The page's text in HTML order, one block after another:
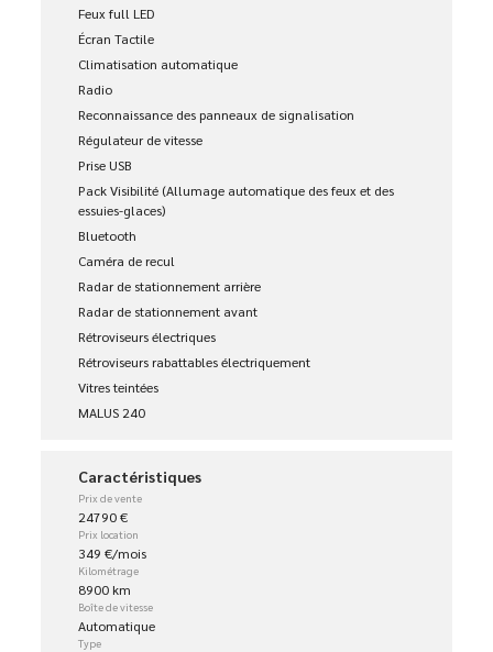
Feux full LED
Écran Tactile
Climatisation automatique
Radio
Reconnaissance des panneaux de signalisation
Régulateur de vitesse
Prise USB
Pack Visibilité (Allumage automatique des feux et des
essuies-glaces)
Bluetooth
Caméra de recul
Radar de stationnement arrière
Radar de stationnement avant
Rétroviseurs électriques
Rétroviseurs rabattables électriquement
Vitres teintées
MALUS 240
Caractéristiques
Prix de vente
24790 €
Prix location
349 €/mois
Kilométrage
8900 km
Boîte de vitesse
Automatique
Type